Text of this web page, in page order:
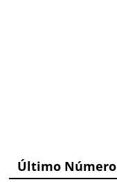
Último Número